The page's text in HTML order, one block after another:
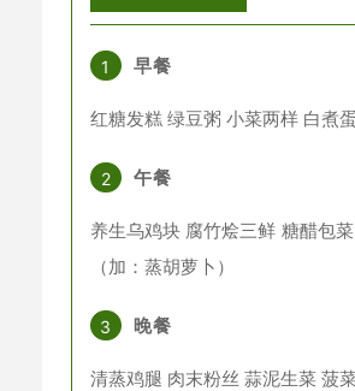
1 早餐
红糖发糕 绿豆粥 小菜两样 白煮蛋
2 午餐
养生乌鸡块 腐竹烩三鲜 糖醋包
（加：蒸胡萝卜）
3 晚餐
清蒸鸡腿 肉末粉丝 蒜泥生菜 菠